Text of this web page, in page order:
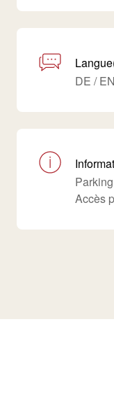
DE /
Parking
Accès